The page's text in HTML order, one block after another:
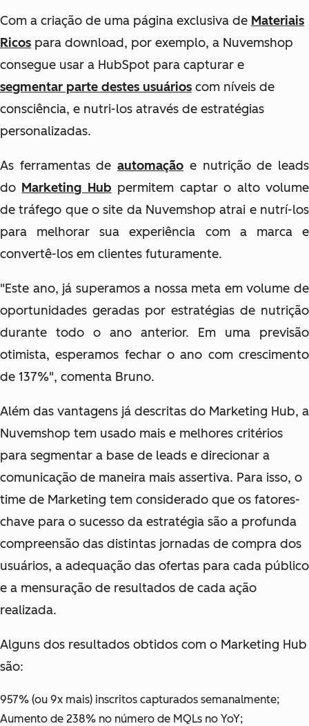
Com a criação de uma página exclusiva de Materiais
Ricos para download, por exemplo, a Nuvemshop
consegue usar a HubSpot para capturar e
segmentar parte destes usuários com níveis de
consciência, e nutri-los através de estratégias
personalizadas.
As ferramentas deautomação e nutrição de leads
do Marketing Hub permitem captar o alto volume
de tráfego que o site da Nuvemshop atrai e nutrí-los
para melhorar sua experiência com a marca e
convertê-los em clientes futuramente.
"Este ano, já superamos a nossa meta em volume de
oportunidades geradas por estratégias de nutrição
durante todo o ano anterior. Em uma previsão
otimista, esperamos fechar o ano com crescimento
de 137%", comenta Bruno.
Além das vantagens já descritas do Marketing Hub, a
Nuvemshop tem usado mais e melhores critérios
para segmentar a base de leads e direcionar a
comunicação de maneira mais assertiva. Para isso, o
time de Marketing tem considerado que os fatores-
chave para o sucesso da estratégia são a profunda
compreensão das distintas jornadas de compra dos
usuários, a adequação das ofertas para cada público
e a mensuração de resultados de cada ação
realizada.
Alguns dos resultados obtidos com o Marketing Hub
são:
957% (ou 9x mais) inscritos capturados semanalmente;
Aumento de 238% no número de MQLs no YoY;